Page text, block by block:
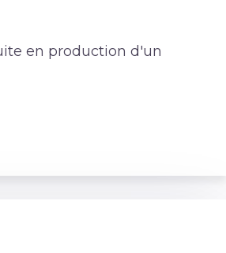
en production d'un